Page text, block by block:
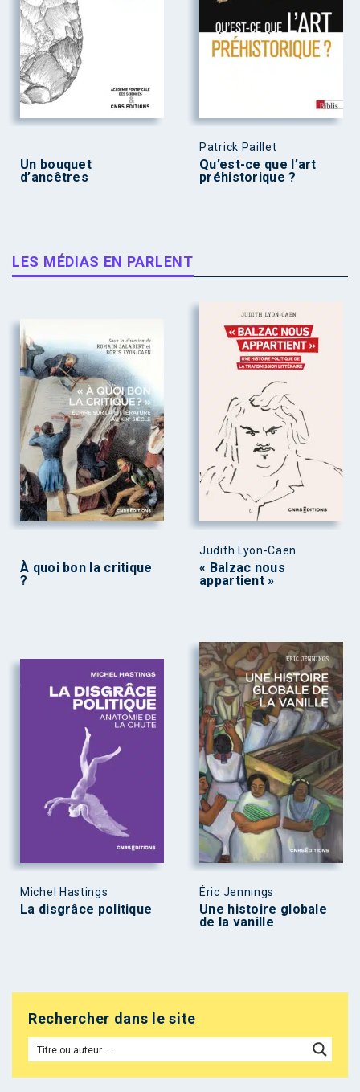
Un bouquet
d’ancêtres
Patrick Paillet
Qu’est-ce que l’art
préhistorique ?
LES MÉDIAS EN PARLENT
À quoi bon la critique
?
Judith Lyon-Caen
« Balzac nous
appartient »
Michel Hastings
La disgrâce politique
Éric Jennings
Une histoire globale
de la vanille
Rechercher dans le site